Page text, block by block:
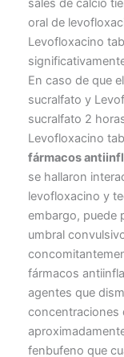
sales de calcio
oral de
Levofloxacino
En caso de que
sucralfato y
sucralfato 2
Levofloxacino
fármacos
se hallaron
levofloxacino y
embargo, puede
umbral
fármacos
agentes que
concentraciones
fenbufeno que